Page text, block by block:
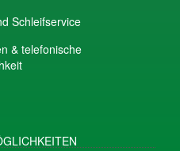
Schleifservice
& telefonische